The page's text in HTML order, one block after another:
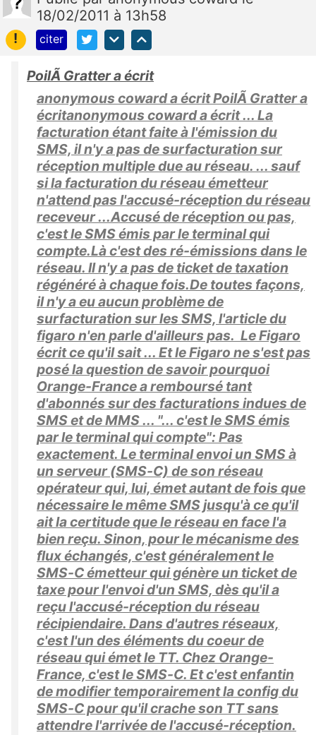
18/02/2011 à 13h58
!
citer
PoilÃ Gratter a écrit
anonymous coward a écrit PoilÃ Gratter a
écritanonymous coward a écrit ... La
facturation étant faite à l'émission du
SMS, il n'y a pas de surfacturation sur
réception multiple due au réseau. ... sauf
si la facturation du réseau émetteur
n'attend pas l'accusé-réception du réseau
receveur ...Accusé de réception ou pas,
c'est le SMS émis par le terminal qui
compte.Là c'est des ré-émissions dans le
réseau. Il n'y a pas de ticket de taxation
régénéré à chaque fois.De toutes façons,
il n'y a eu aucun problème de
surfacturation sur les SMS, l'article du
figaro n'en parle d'ailleurs pas. Le Figaro
écrit ce qu'il sait ... Et le Figaro ne s'est pas
posé la question de savoir pourquoi
Orange-France a remboursé tant
d'abonnés sur des facturations indues de
SMS et de MMS ... "... c'est le SMS émis
par le terminal qui compte": Pas
exactement. Le terminal envoi un SMS à
un serveur (SMS-C) de son réseau
opérateur qui, lui, émet autant de fois que
nécessaire le même SMS jusqu'à ce qu'il
ait la certitude que le réseau en face l'a
bien reçu. Sinon, pour le mécanisme des
flux échangés, c'est généralement le
SMS-C émetteur qui génère un ticket de
taxe pour l'envoi d'un SMS, dès qu'il a
reçu l'accusé-réception du réseau
récipiendaire. Dans d'autres réseaux,
c'est l'un des éléments du coeur de
réseau qui émet le TT. Chez Orange-
France, c'est le SMS-C. Et c'est enfantin
de modifier temporairement la config du
SMS-C pour qu'il crache son TT sans
attendre l'arrivée de l'accusé-réception.